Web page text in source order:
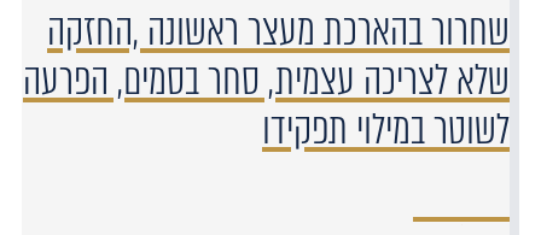
שחרור בהארכת מעצר ראשונה ,החזקה
שלא לצריכה עצמית, סחר בסמים, הפרעה
לשוטר במילוי תפקידו